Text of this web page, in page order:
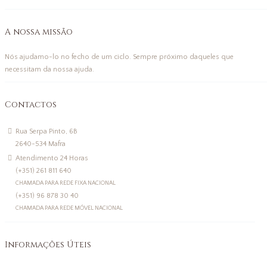
A nossa missão
Nós ajudamo-lo no fecho de um ciclo. Sempre próximo daqueles que
necessitam da nossa ajuda.
Contactos
Rua Serpa Pinto, 6B
2640-534 Mafra
Atendimento 24 Horas
(+351) 261 811 640
CHAMADA PARA REDE FIXA NACIONAL
(+351) 96 878 30 40
CHAMADA PARA REDE MÓVEL NACIONAL
Informações Úteis